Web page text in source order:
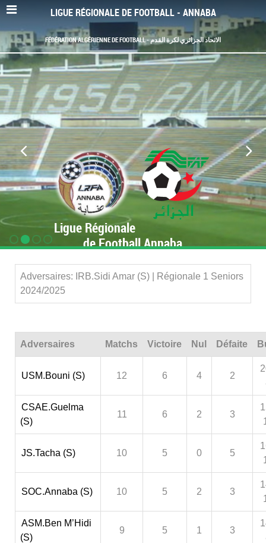
LIGUE RÉGIONALE DE FOOTBALL - ANNABA
FÉDÉRATION ALGÉRIENNE DE FOOTBALL - الاتحاد الجزائري لكرة القدم
Ligue Régionale
de Football Annaba
Adversaires: IRB.Sidi Amar (S) | Régionale 1 Seniors
2024/2025
Adversaires Matchs Victoire Nul Défaite
USM.Bouni (S) 12 6 4 2
CSAE.Guelma
(S)
11 6 2 3
JS.Tacha (S) 10 5 0 5
SOC.Annaba (S) 10 5 2 3
ASM.Ben M’Hidi
(S)
9 5 1 3